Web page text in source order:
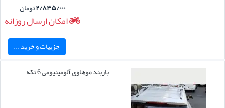
۲/۸۴۵/۰۰۰تومان
امکان ارسال روزانه
جزییات و خرید ...
باربند موهاوی آلومینیومی 6 تکه